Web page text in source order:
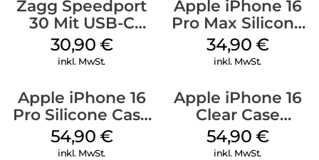
Zagg Speedport
30 Mit USB-C
Kabel Weiß
30,90 €
inkl. MwSt.
Apple iPhone 16
Pro Max Silicone
Case MagSafe
Denim
34,90 €
inkl. MwSt.
Apple iPhone 16
Pro Silicone Case
MagSafe Black
54,90 €
inkl. MwSt.
Apple iPhone 16
Clear Case
MagSafe
Transparent
54,90 €
inkl. MwSt.